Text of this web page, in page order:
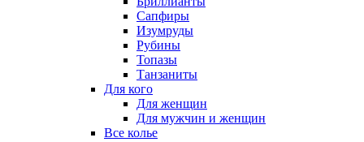
Сапфиры
Изумруды
Рубины
Топазы
Танзаниты
Для кого
Для женщин
Для мужчин и женщин
Все колье